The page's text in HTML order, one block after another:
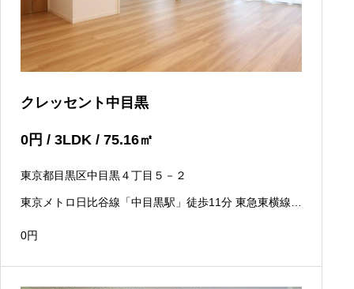
クレッセント中目黒
0 円 / 3LDK / 75.16㎡
東京都目黒区中目黒４丁目５－２
東京メトロ日比谷線「中目黒駅」徒歩11分 東急東横線
0円